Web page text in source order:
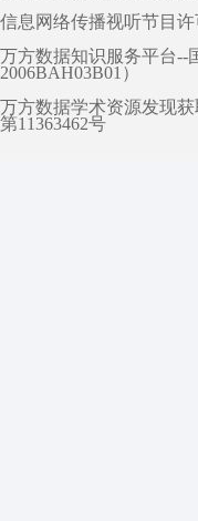
信息网络传播视听节目
万方数据知识服务平台--
2006BAH03B01）
万方数据学术资源发现
第11363462号